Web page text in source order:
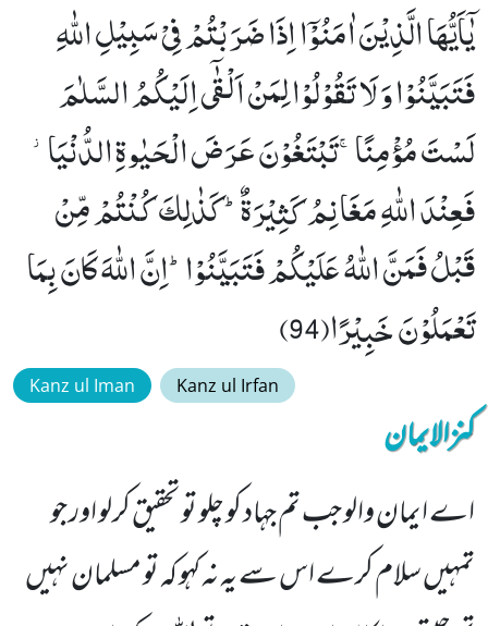
یٰۤاَیُّهَا الَّذِیْنَ اٰمَنُوْۤا اِذَا ضَرَبْتُمْ فِیْ سَبِیْلِ اللّٰهِ
فَتَبَیَّنُوْا وَ لَا تَقُوْلُوْا لِمَنْ اَلْقٰۤى اِلَیْكُمُ السَّلٰمَ
لَسْتَ مُؤْمِنًاۚ-تَبْتَغُوْنَ عَرَضَ الْحَیٰوةِ الدُّنْیَا٘-
فَعِنْدَ اللّٰهِ مَغَانِمُ كَثِیْرَةٌؕ-كَذٰلِكَ كُنْتُمْ مِّنْ
قَبْلُ فَمَنَّ اللّٰهُ عَلَیْكُمْ فَتَبَیَّنُوْاؕ-اِنَّ اللّٰهَ كَانَ بِمَا
تَعْمَلُوْنَ خَبِیْرًا(94)
Kanz ul Iman Kanz ul Irfan
کنزالایمان
اے ایمان والو جب تم جہاد کو چلو تو تحقیق کرلو اور جو
تمہیں سلام کرے اس سے یہ نہ کہو کہ تو مسلمان نہیں